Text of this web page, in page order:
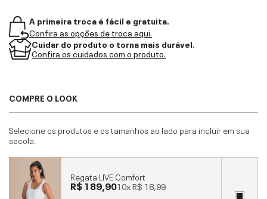
A primeira troca é fácil e gratuita.
Confira as opções de troca aqui.
Cuidar do produto o torna mais durável.
Confira os cuidados com o produto.
COMPRE O LOOK
Selecione os produtos e os tamanhos ao lado para incluir em sua
sacola.
Regata LIVE Comfort
R$ 189,9010xR$ 18,99